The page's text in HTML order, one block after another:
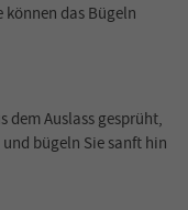
können das Bügeln
dem Auslass gesprüht,
bügeln Sie sanft hin